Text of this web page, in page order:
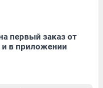
первый заказ от
и в приложении